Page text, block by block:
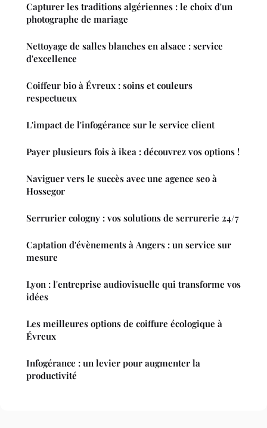
Capturer les traditions algériennes : le choix d'un
photographe de mariage
Nettoyage de salles blanches en alsace : service
d'excellence
Coiffeur bio à Évreux : soins et couleurs
respectueux
L'impact de l'infogérance sur le service client
Payer plusieurs fois à ikea : découvrez vos options !
Naviguer vers le succès avec une agence seo à
Hossegor
Serrurier cologny : vos solutions de serrurerie 24/7
Captation d'évènements à Angers : un service sur
mesure
Lyon : l'entreprise audiovisuelle qui transforme vos
idées
Les meilleures options de coiffure écologique à
Évreux
Infogérance : un levier pour augmenter la
productivité